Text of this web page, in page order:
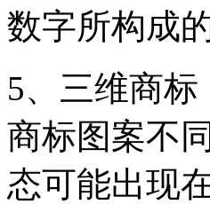
数字所构成
5、三维商
商标图案不
态可能出现